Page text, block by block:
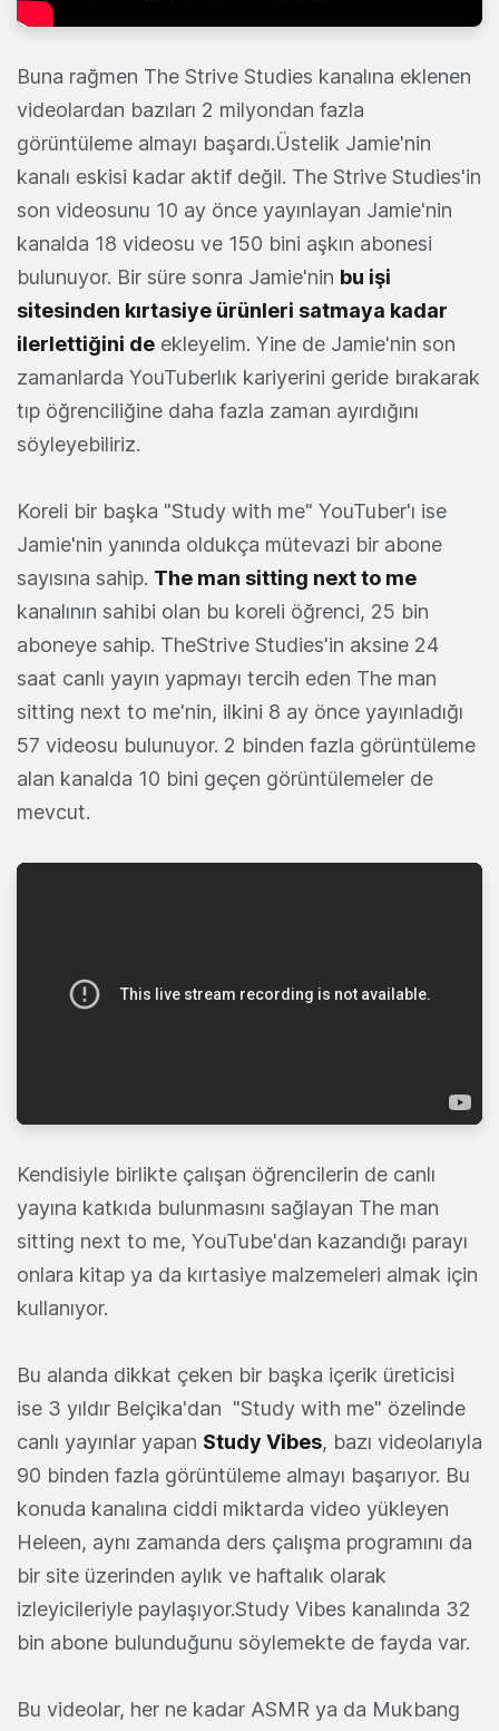
Buna rağmen The Strive Studies kanalına eklenen
videolardan bazıları 2 milyondan fazla
görüntüleme almayı başardı.Üstelik Jamie'nin
kanalı eskisi kadar aktif değil. The Strive Studies'in
son videosunu 10 ay önce yayınlayan Jamie'nin
kanalda 18 videosu ve 150 bini aşkın abonesi
bulunuyor. Bir süre sonra Jamie'nin bu işi
sitesinden kırtasiye ürünleri satmaya kadar
ilerlettiğini de ekleyelim. Yine de Jamie'nin son
zamanlarda YouTuberlık kariyerini geride bırakarak
tıp öğrenciliğine daha fazla zaman ayırdığını
söyleyebiliriz.
Koreli bir başka "Study with me" YouTuber'ı ise
Jamie'nin yanında oldukça mütevazi bir abone
sayısına sahip. The man sitting next to me
kanalının sahibi olan bu koreli öğrenci, 25 bin
aboneye sahip. TheStrive Studies'in aksine 24
saat canlı yayın yapmayı tercih eden The man
sitting next to me'nin, ilkini 8 ay önce yayınladığı
57 videosu bulunuyor. 2 binden fazla görüntüleme
alan kanalda 10 bini geçen görüntülemeler de
mevcut.
Kendisiyle birlikte çalışan öğrencilerin de canlı
yayına katkıda bulunmasını sağlayan The man
sitting next to me, YouTube'dan kazandığı parayı
onlara kitap ya da kırtasiye malzemeleri almak için
kullanıyor.
Bu alanda dikkat çeken bir başka içerik üreticisi
ise 3 yıldır Belçika'dan "Study with me" özelinde
canlı yayınlar yapan Study Vibes, bazı videolarıyla
90 binden fazla görüntüleme almayı başarıyor. Bu
konuda kanalına ciddi miktarda video yükleyen
Heleen, aynı zamanda ders çalışma programını da
bir site üzerinden aylık ve haftalık olarak
izleyicileriyle paylaşıyor.Study Vibes kanalında 32
bin abone bulunduğunu söylemekte de fayda var.
Bu videolar, her ne kadar ASMR ya da Mukbang